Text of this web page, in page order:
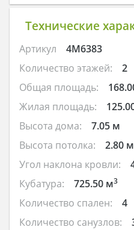
Технические
Артикул
4M6383
Количество этажей:
2
Общая площадь:
Жилая площадь:
Высота дома:
7.05 м
Высота потолка:
2.80 м
Угол наклона кровли:
Кубатура:
725.50 м3
Количество спален:
4
Количество санузлов: